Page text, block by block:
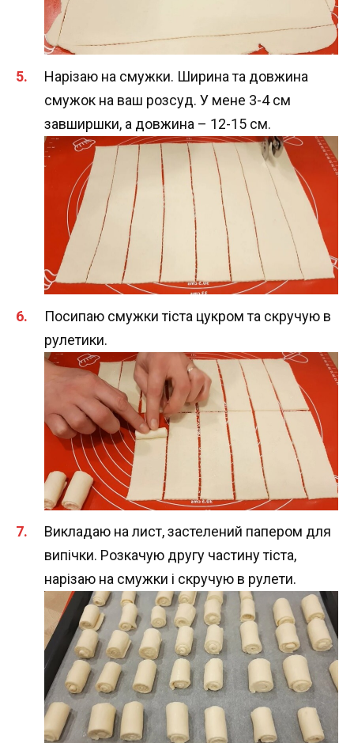
Нарізаю на смужки. Ширина та довжина
смужок на ваш розсуд. У мене 3-4 см
завширшки, а довжина – 12-15 см.
Посипаю смужки тіста цукром та скручую в
рулетики.
Викладаю на лист, застелений папером для
випічки. Розкачую другу частину тіста,
нарізаю на смужки і скручую в рулети.